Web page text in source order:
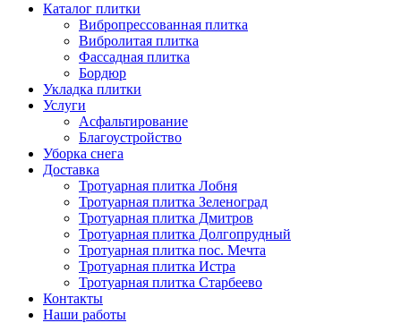
Каталог плитки
Вибропрессованная плитка
Вибролитая плитка
Фассадная плитка
Бордюр
Укладка плитки
Услуги
Асфальтирование
Благоустройство
Уборка снега
Доставка
Тротуарная плитка Лобня
Тротуарная плитка Зеленоград
Тротуарная плитка Дмитров
Тротуарная плитка Долгопрудный
Тротуарная плитка пос. Мечта
Тротуарная плитка Истра
Тротуарная плитка Старбеево
Контакты
Наши работы